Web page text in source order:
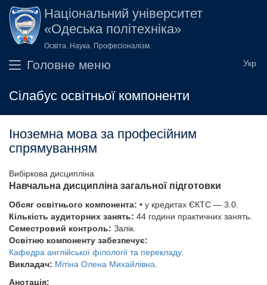
Перейти до основного вмісту
Національний університет
«Одеська політехніка»
Освіта. Наука. Професіоналізм.
Головне меню
Сілабус освітньої компоненти
Іноземна мова за професійним
спрямуванням
Вибіркова дисципліна
Навчальна дисципліна загальної підготовки
Обсяг освітнього компонента: • у кредитах ЄКТС — 3.0.
Кількість аудиторних занять: 44 години практичних занять.
Семестровий контроль: Залік.
Освітню компоненту забезпечує:
Кафедра англійської філології та перекладу.
Викладач: Мітіна Олена Михайлівна
Анотація: